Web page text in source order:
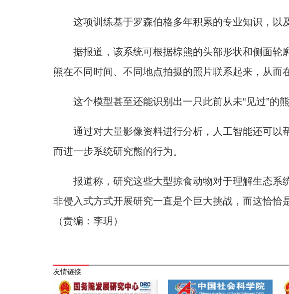
这项训练基于罗森伯格多年积累的专业知识，以
据报道，该系统可根据棕熊的头部形状和侧面轮
熊在不同时间、不同地点拍摄的照片联系起来，从而
这个模型甚至还能识别出一只此前从未“见过”的熊
通过对大量影像资料进行分析，人工智能还可以
而进一步系统研究熊的行为。
报道称，研究这些大型掠食动物对于理解生态系
非侵入式方式开展研究一直是个巨大挑战，而这恰恰
（责编：李玥）
友情链接